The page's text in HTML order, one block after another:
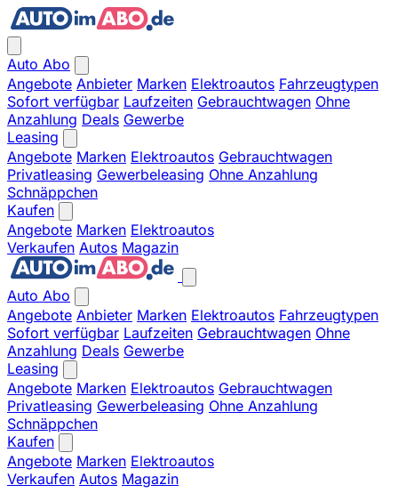
Auto Abo
Angebote Anbieter Marken Elektroautos Fahrzeugtypen
Sofort verfügbar Laufzeiten Gebrauchtwagen Ohne
Anzahlung Deals Gewerbe
Leasing
Angebote Marken Elektroautos Gebrauchtwagen
Privatleasing Gewerbeleasing Ohne Anzahlung
Schnäppchen
Kaufen
Angebote Marken Elektroautos
Verkaufen Autos Magazin
Auto Abo
Angebote Anbieter Marken Elektroautos Fahrzeugtypen
Sofort verfügbar Laufzeiten Gebrauchtwagen Ohne
Anzahlung Deals Gewerbe
Leasing
Angebote Marken Elektroautos Gebrauchtwagen
Privatleasing Gewerbeleasing Ohne Anzahlung
Schnäppchen
Kaufen
Angebote Marken Elektroautos
Verkaufen Autos Magazin